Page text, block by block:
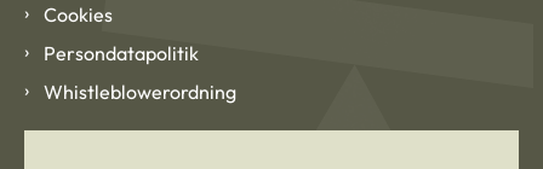
Cookies
Persondatapolitik
Whistleblowerordning